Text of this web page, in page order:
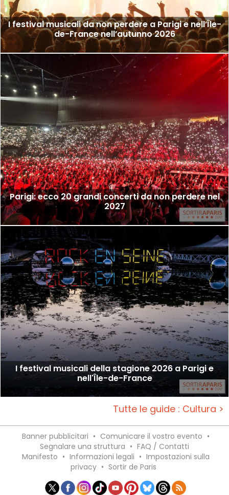
I festival musicali da non perdere a Parigi e nell’Île-
de-France nell’autunno 2026
Parigi: ecco 20 grandi concerti da non perdere nel
2027
I festival musicali della stagione 2026 a Parigi e
nell'Île-de-France
Tutte le guide : Cultura >
Banner pubblicitari • Comunicare il vostro evento •
Segnalare una struttura • FAQ / Contatti
Manifesto • Informazioni legali • Impostazioni sulla
privacy • Sortir de Paris